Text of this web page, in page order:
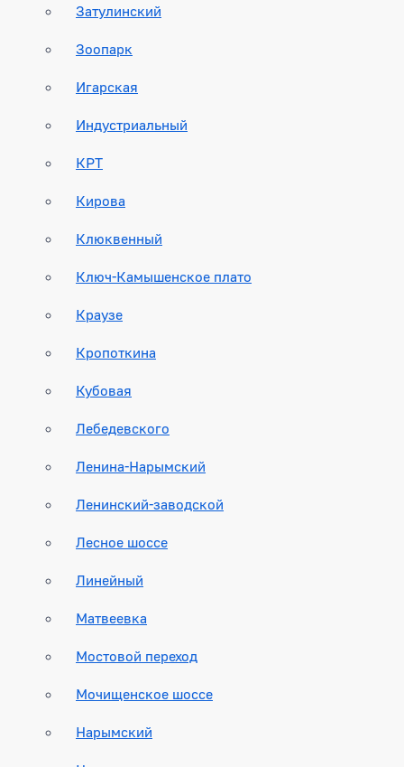
Затулинский
Зоопарк
Игарская
Индустриальный
КРТ
Кирова
Клюквенный
Ключ-Камышенское плато
Краузе
Кропоткина
Кубовая
Лебедевского
Ленина-Нарымский
Ленинский-заводской
Лесное шоссе
Линейный
Матвеевка
Мостовой переход
Мочищенское шоссе
Нарымский